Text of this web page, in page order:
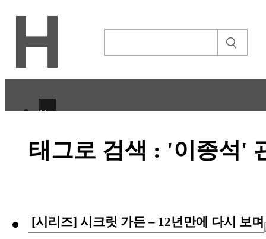
H
CULTURE
STORY
태그로 검색 : '이종석'
[시리즈] 시크릿 가든 – 12년만에 다시 보며